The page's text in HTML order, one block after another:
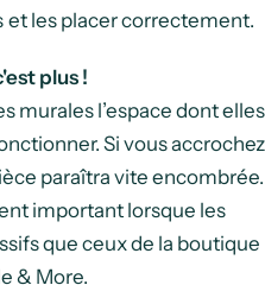
et les placer correctement.
plus !
murales l’espace dont elles
Si vous accrochez
paraîtra vite encombrée.
important lorsque les
que ceux de la boutique
& More.